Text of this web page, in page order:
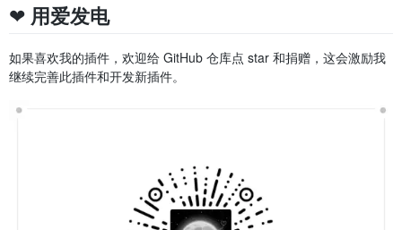
❤️ 用爱发电
如果喜欢我的插件，欢迎给 GitHub 仓库点 star 和捐赠，这会激励我
继续完善此插件和开发新插件。